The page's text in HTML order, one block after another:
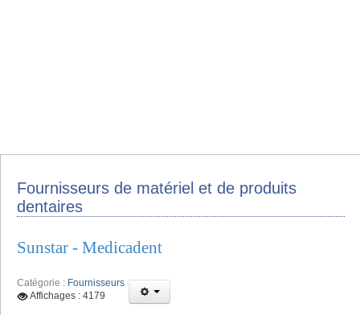
Fournisseurs de matériel et de produits
dentaires
Sunstar - Medicadent
Catégorie : Fournisseurs
Affichages : 4179